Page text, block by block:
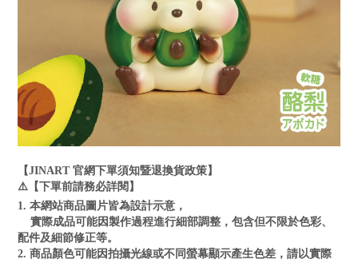
【JINART 官網下單須知暨退換貨政策】
⚠️【下單前請務必詳閱】
1. 本網站商品圖片皆為設計示意，
實際成品可能因製作過程進行細部調整，包含但不限於色彩、
配件及細節修正等。
2. 商品顏色可能因拍攝光線或不同螢幕顯示產生色差，請以實際